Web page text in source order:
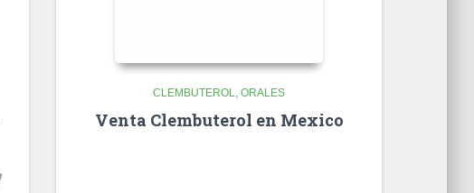
CLEMBUTEROL ORALES
Venta Clembuterol en Mexico